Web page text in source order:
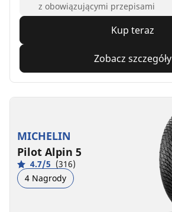
z obowiązującymi przepisami
Kup teraz
Zobacz szczegóły
MICHELIN
Pilot Alpin 5
4.7/5 (316)
4 Nagrody